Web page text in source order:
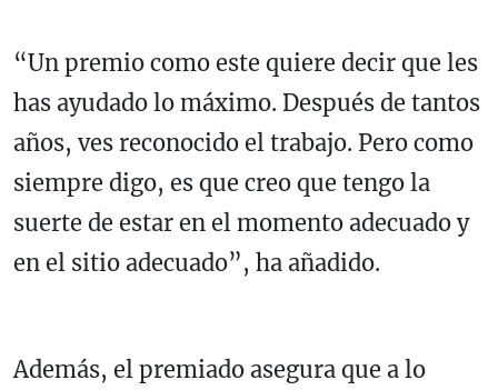
“Un premio como este quiere decir que les
has ayudado lo máximo. Después de tantos
años, ves reconocido el trabajo. Pero como
siempre digo, es que creo que tengo la
suerte de estar en el momento adecuado y
en el sitio adecuado”, ha añadido.
Además, el premiado asegura que a lo